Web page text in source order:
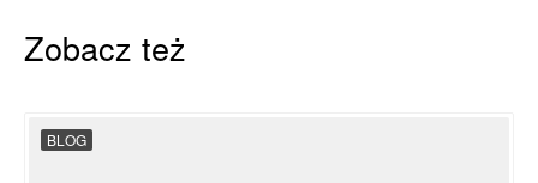
Zobacz też
BLOG